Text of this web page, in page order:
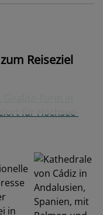
Reiseziel